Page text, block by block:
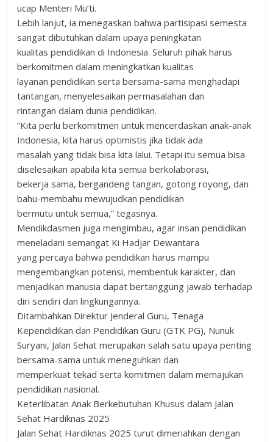
ucap Menteri Mu’ti.
Lebih lanjut, ia menegaskan bahwa partisipasi semesta
sangat dibutuhkan dalam upaya peningkatan
kualitas pendidikan di Indonesia. Seluruh pihak harus
berkomitmen dalam meningkatkan kualitas
layanan pendidikan serta bersama-sama menghadapi
tantangan, menyelesaikan permasalahan dan
rintangan dalam dunia pendidikan.
”Kita perlu berkomitmen untuk mencerdaskan anak-anak
Indonesia, kita harus optimistis jika tidak ada
masalah yang tidak bisa kita lalui. Tetapi itu semua bisa
diselesaikan apabila kita semua berkolaborasi,
bekerja sama, bergandeng tangan, gotong royong, dan
bahu-membahu mewujudkan pendidikan
bermutu untuk semua,” tegasnya.
Mendikdasmen juga mengimbau, agar insan pendidikan
meneladani semangat Ki Hadjar Dewantara
yang percaya bahwa pendidikan harus mampu
mengembangkan potensi, membentuk karakter, dan
menjadikan manusia dapat bertanggung jawab terhadap
diri sendiri dan lingkungannya.
Ditambahkan Direktur Jenderal Guru, Tenaga
Kependidikan dan Pendidikan Guru (GTK PG), Nunuk
Suryani, Jalan Sehat merupakan salah satu upaya penting
bersama-sama untuk meneguhkan dan
memperkuat tekad serta komitmen dalam memajukan
pendidikan nasional.
Keterlibatan Anak Berkebutuhan Khusus dalam Jalan
Sehat Hardiknas 2025
Jalan Sehat Hardiknas 2025 turut dimeriahkan dengan